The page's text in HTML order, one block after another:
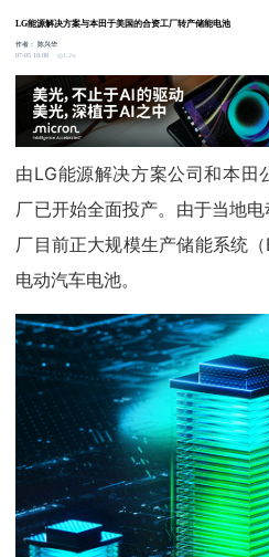
LG能源解决方案与本田于美国的合资工厂转产储能电池
作者：
陈兴华
07-05 19:08
1.2w
由LG能源解决方案公司和本田
厂已开始全面投产。由于当地
厂目前正大规模生产储能系统
电动汽车电池。